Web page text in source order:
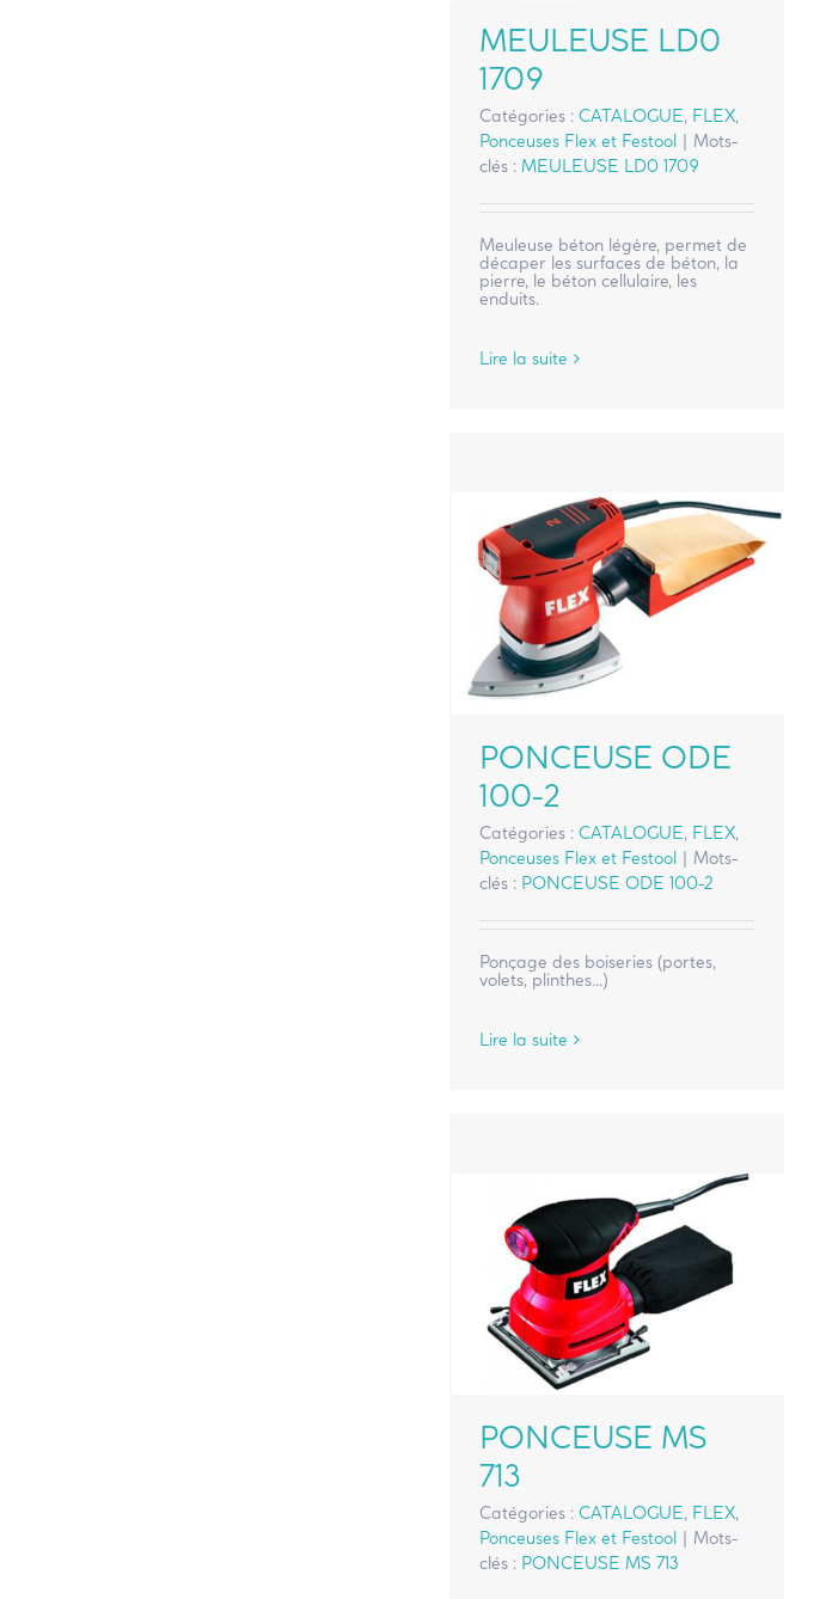
MEULEUSE LD0
1709
Catégories :CATALOGUE, FLEX,
Ponceuses Flex et Festool | Mots-
clés : MEULEUSE LD0 1709
Meuleuse béton légère, permet de
décaper les surfaces de béton, la
pierre, le béton cellulaire, les
enduits.
Lire la suite
PONCEUSE ODE
100-2
Catégories :CATALOGUE, FLEX,
Ponceuses Flex et Festool | Mots-
clés : PONCEUSE ODE 100-2
Ponçage des boiseries (portes,
volets, plinthes…)
Lire la suite
PONCEUSE MS
713
Catégories :CATALOGUE, FLEX,
Ponceuses Flex et Festool
Mots-
clés : PONCEUSE MS 713